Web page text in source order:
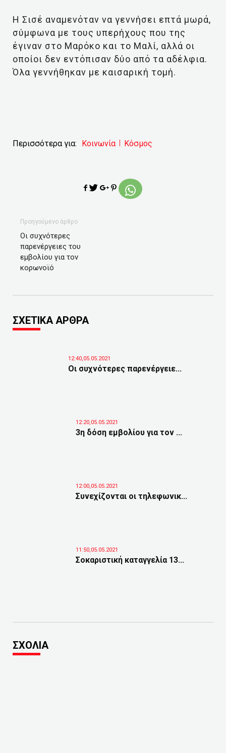
Η Σισέ αναμενόταν να γεννήσει επτά μωρά,
σύμφωνα με τους υπερήχους που της
έγιναν στο Μαρόκο και το Μαλί, αλλά οι
οποίοι δεν εντόπισαν δύο από τα αδέλφια.
Όλα γεννήθηκαν με καισαρική τομή.
Περισσότερα για: Κοινωνία Κόσμος
Προηγούμενο άρθρο
Οι συχνότερες
παρενέργειες του
εμβολίου για τον
κορωνοϊό
ΣΧΕΤΙΚΑ ΑΡΘΡΑ
12:40,05.05.2021
Οι συχνότερες παρενέργειε...
12:20,05.05.2021
3η δόση εμβολίου για τον ...
12:00,05.05.2021
Συνεχίζονται οι τηλεφωνικ...
11:50,05.05.2021
Σοκαριστική καταγγελία 13...
ΣΧΟΛΙΑ